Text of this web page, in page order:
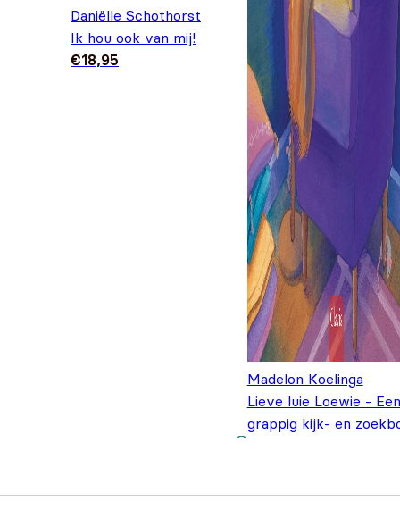
Daniëlle Schothorst
Ik hou ook van mij!
€18,95
Madelon Koelinga
Lieve luie Loewie - Een
grappig kijk- en